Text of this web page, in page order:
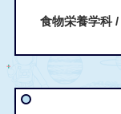
食物栄養学科 /